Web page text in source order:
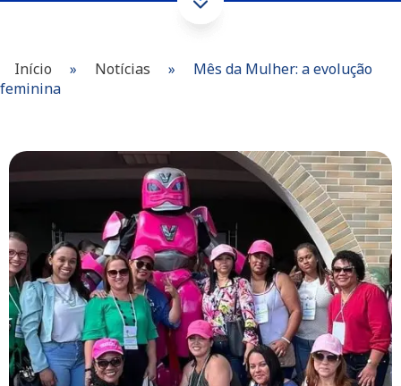
Início » Notícias »
Mês da Mulher: a evolução
feminina